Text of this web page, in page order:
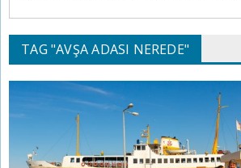
TAG "AVŞA ADASI NEREDE"